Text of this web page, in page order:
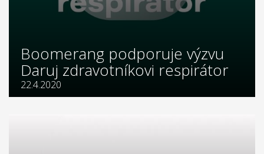
Boomerang podporuje výzvu
Daruj zdravotníkovi respirátor
22.4.2020